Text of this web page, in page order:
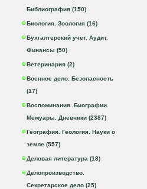
Библиография (150)
Биология. Зоология (16)
Бухгалтерский учет. Аудит.
Финансы (50)
Ветеринария (2)
Военное дело. Безопасность
(17)
Воспоминания. Биографии.
Мемуары. Дневники (2387)
География. Геология. Науки о
земле (557)
Деловая литература (18)
Делопроизводство.
Секретарское дело (25)